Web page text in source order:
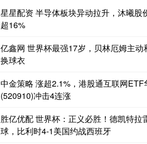
星星配资 半导体板块异动拉升，沐曦股
超16%
亿鑫网 世界杯最强17岁，贝林厄姆主动
换球衣
中金策略 涨超2.1%，港股通互联网ETF
(520910)冲击4连涨
胜亿优配 世界杯：正义必胜！德凯特拉
球，比利时4-1美国约战西班牙